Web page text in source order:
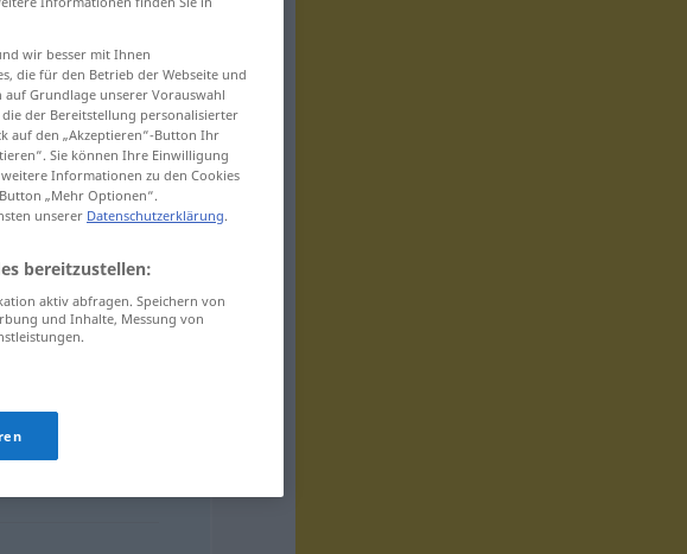
wir besser mit Ihnen
die für den Betrieb der Webseite und
Grundlage unserer Vorauswahl
der Bereitstellung personalisierter
auf den „Akzeptieren“-Button Ihr
Sie können Ihre Einwilligung
Informationen zu den Cookies
„Mehr Optionen“.
unserer Datenschutzerklärung.
bereitzustellen:
aktiv abfragen. Speichern von
und Inhalte, Messung von